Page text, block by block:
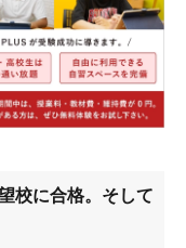
校に合格。そして